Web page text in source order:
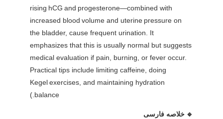
rising hCG and progesterone—combined with
increased blood volume and uterine pressure on
the bladder, cause frequent urination. It
emphasizes that this is usually normal but suggests
medical evaluation if pain, burning, or fever occur.
Practical tips include limiting caffeine, doing
Kegel exercises, and maintaining hydration
balance.)
🔹 خلاصه فارسی